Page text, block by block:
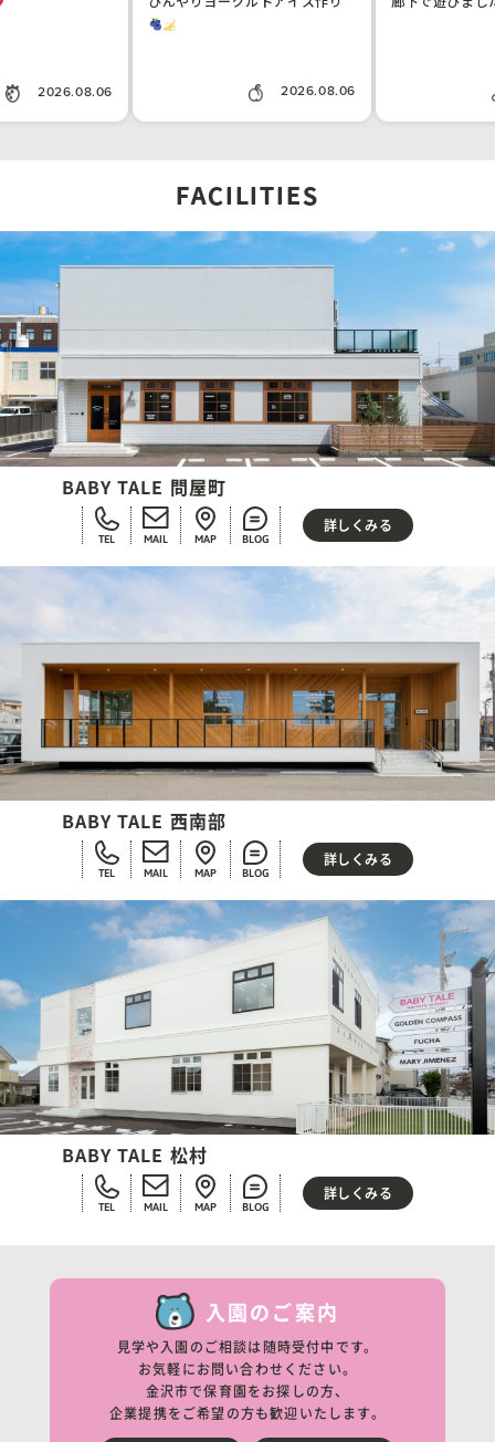
2026.08.06 2026.08.06
FACILITIES
BABY TALE 問屋町
TEL MAIL MAP BLOG
詳しくみる
BABY TALE 西南部
TEL MAIL MAP BLOG
詳しくみる
BABY TALE 松村
TEL MAIL MAP BLOG
詳しくみる
入園のご案内
見学や入園のご相談は随時受付中です。
お気軽にお問い合わせください。
金沢市で保育園をお探しの方、
企業提携をご希望の方も歓迎いたします。